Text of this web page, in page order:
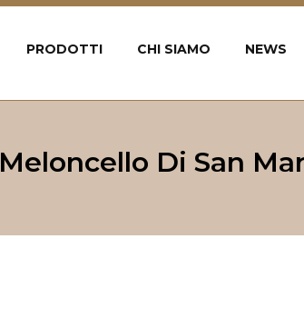
PRODOTTI CHI SIAMO NEWS
Meloncello Di San